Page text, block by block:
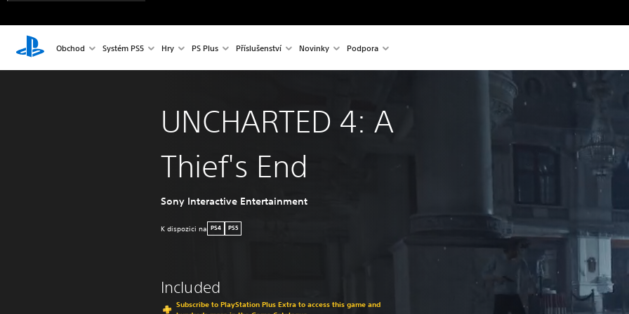
Obchod Systém PS5 Hry PS Plus Příslušenství Novinky Podpora
UNCHARTED 4: A
Thief's End
Sony Interactive Entertainment
K dispozici na PS4 PS5
Included
Subscribe to PlayStation Plus Extra to access this game and